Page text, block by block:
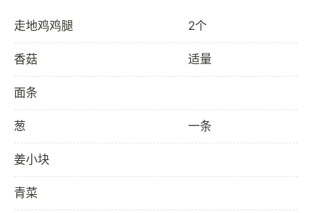
走地鸡鸡腿 2个
香菇 适量
面条
葱 一条
姜小块
青菜